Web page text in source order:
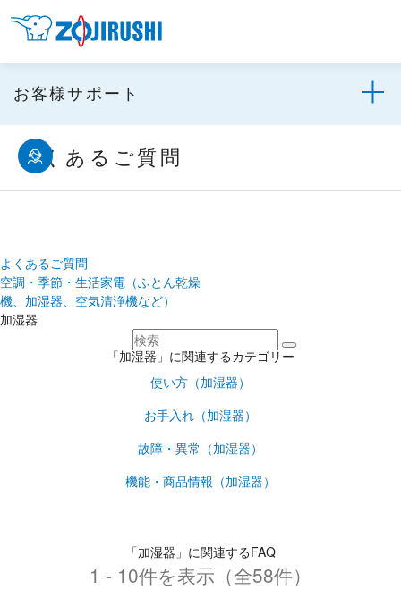
お客様サポート
よくあるご質問
よくあるご質問
空調・季節・生活家電（ふとん乾燥
機、加湿器、空気清浄機など）
加湿器
「加湿器」に関連するカテゴリー
使い方（加湿器）
お手入れ（加湿器）
故障・異常（加湿器）
機能・商品情報（加湿器）
「加湿器」に関連するFAQ
1 - 10件を表示（全58件）